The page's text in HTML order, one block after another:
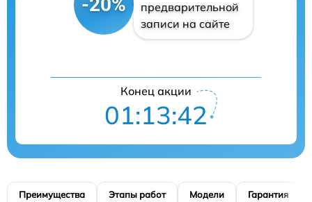
-20%
предварительной
записи на сайте
Конец акции
01:13:41
Преимущества Этапы работ Модели Гарантия